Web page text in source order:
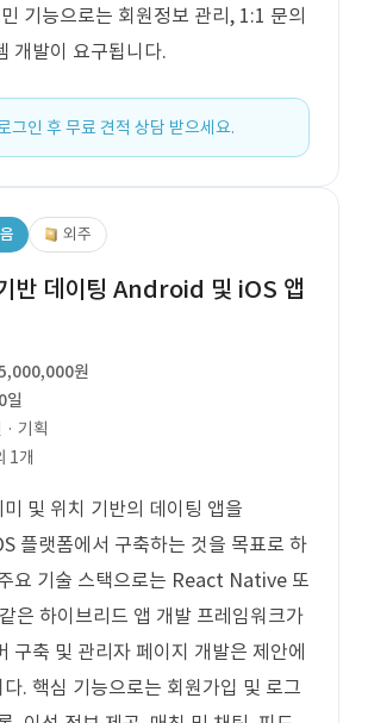
기능으로는 회원정보 관리, 1:1 문의
개발이 요구됩니다.
그인 후 무료 견적 상담 받으세요.
외주
반 데이팅 Android 및 iOS 앱
원
일
· 기획
1개
및 위치 기반의 데이팅 앱을
플랫폼에서 구축하는 것을 목표로 하
요 기술 스택으로는 React Native 또
은 하이브리드 앱 개발 프레임워크가
구축 및 관리자 페이지 개발은 제안에
. 핵심 기능으로는 회원가입 및 로그